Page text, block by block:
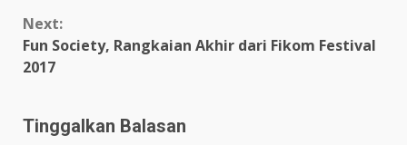
Next:
Fun Society, Rangkaian Akhir dari Fikom Festival
2017
Tinggalkan Balasan